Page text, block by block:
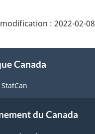
: 2022-02-08
Canada
du Canada